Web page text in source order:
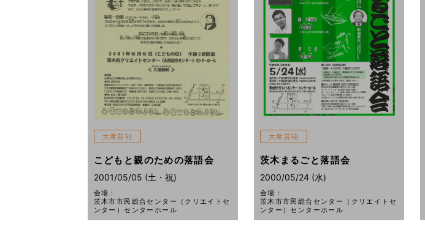
大衆芸能
こどもと親のための落語会
2001/05/05 (土・祝)
会場：
茨木市市民総合センター（クリエイトセ
ンター）センターホール
大衆芸能
茨木まるごと落語会
2000/05/24 (水)
会場：
茨木市市民総合センター（クリエイトセ
ンター）センターホール